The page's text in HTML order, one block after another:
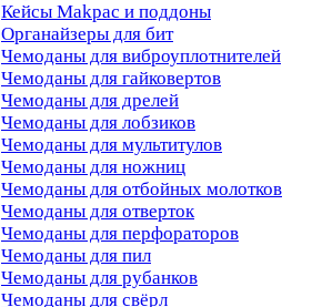
Кейсы Makpac и поддоны
Органайзеры для бит
Чемоданы для виброуплотнителей
Чемоданы для гайковертов
Чемоданы для дрелей
Чемоданы для лобзиков
Чемоданы для мультитулов
Чемоданы для ножниц
Чемоданы для отбойных молотков
Чемоданы для отверток
Чемоданы для перфораторов
Чемоданы для пил
Чемоданы для рубанков
Чемоданы для свёрл